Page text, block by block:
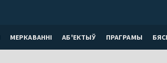
МЕРКАВАННI АБ'ЕКТЫЎ ПРАГРАМЫ